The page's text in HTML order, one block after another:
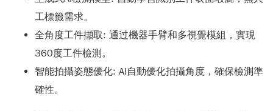
工標籤需求。
全角度工件擷取: 通过機器手臂和多視覺模組，實現
360度工件檢測。
智能拍攝姿態優化: AI自動優化拍攝角度，確保檢測準
確性。